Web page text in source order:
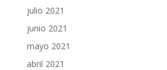
julio 2021
junio 2021
mayo 2021
abril 2021